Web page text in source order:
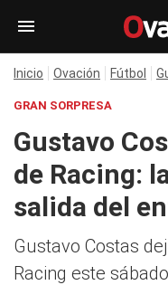
Inicio Ovación Fútbol
GRAN SORPRESA
Gustavo
de Racing:
salida del
Gustavo Costas
Racing este